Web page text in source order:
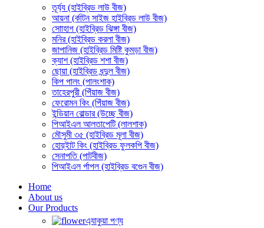
তূর্য্য (হাইব্রিড লাউ বীজ)
আয়না (র্কাটন সাইজ হাইব্রিড লাউ বীজ)
সোাহাগ (হাইব্রিড ঝিঙ্গা বীজ)
মনির (হাইব্রিড করলা বীজ)
জাপানিজ (হাইব্রিড মিষ্টি কুমড়া বীজ)
ক্যাশ (হাইব্রিড শশা বীজ)
ছোয়া (হাইব্রিড ধন্দুল বীজ)
কিপ পালং (পালংশাক)
তাহেরপুরী (পিঁয়াজ বীজ)
ফেরোমন কিং (পিঁয়াজ বীজ)
ইন্ডিয়ান বোল্ডার (উচ্ছে বীজ)
পিআইএল আলতাপেটি (লালশাক)
মৌসুমী ৩৫ (হাইব্রিড মূলা বীজ)
হোয়্ইাট কিং (হাইব্রিড ফুলকপি বীজ)
সেনাপতি (পাটবীজ)
পিআইএল র্পাপল (হাইব্রিড বগেুন বীজ)
Home
About us
Our Products
এ্যাকুয়া পণ্য